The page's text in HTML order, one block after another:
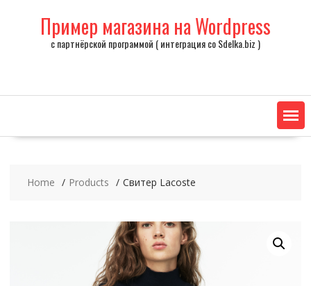
Пример магазина на Wordpress
с партнёрской программой ( интеграция со Sdelka.biz )
Home Products Свитер Lacoste